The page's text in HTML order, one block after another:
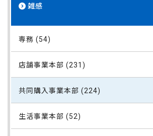
雑感
専務 (54)
店舗事業本部 (231)
共同購入事業本部 (224)
生活事業本部 (52)